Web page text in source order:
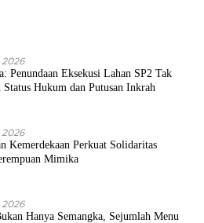
2026
Penundaan Eksekusi Lahan SP2 Tak
Status Hukum dan Putusan Inkrah
2026
Kemerdekaan Perkuat Solidaritas
Mimika
2026
Hanya Semangka, Sejumlah Menu